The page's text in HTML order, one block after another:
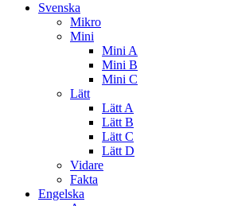
Svenska
Mikro
Mini
Mini A
Mini B
Mini C
Lätt
Lätt A
Lätt B
Lätt C
Lätt D
Vidare
Fakta
Engelska